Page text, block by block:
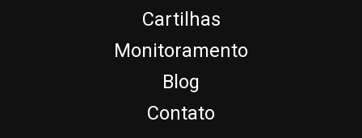
Cartilhas
Monitoramento
Blog
Contato